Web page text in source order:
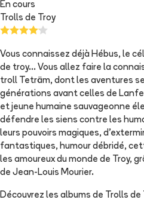
En cours
Trolls de Troy
Vous connaissez déjà Hébus, le
de troy... Vous allez faire la
troll Teträm, dont les aventures
générations avant celles de
et jeune humaine sauvageonne
défendre les siens contre les
leurs pouvoirs magiques,
fantastiques, humour débridé,
les amoureux du monde de Troy,
de Jean-Louis Mourier.
Découvrez les albums de Trolls de